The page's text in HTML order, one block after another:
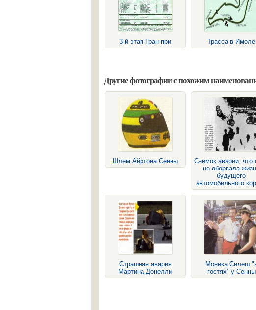
3-й этап Гран-при Трасса в Имоле
Другие фотографии с похожим
Шлем Айртона Сенны
Снимок аварии, что
не оборвала
будущего
автомобильного
Страшная авария
Мартина Донелли
Моника Селеш
гостях" у Сенны